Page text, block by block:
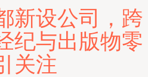
新设公司，跨
纪与出版物零
关注